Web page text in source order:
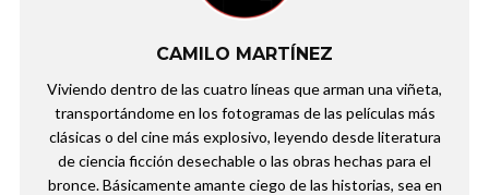
CAMILO MARTÍNEZ
Viviendo dentro de las cuatro líneas que arman una viñeta,
transportándome en los fotogramas de las películas más
clásicas o del cine más explosivo, leyendo desde literatura
de ciencia ficción desechable o las obras hechas para el
bronce. Básicamente amante ciego de las historias, sea en